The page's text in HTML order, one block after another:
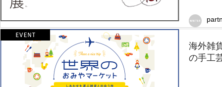
海外雑
の手工